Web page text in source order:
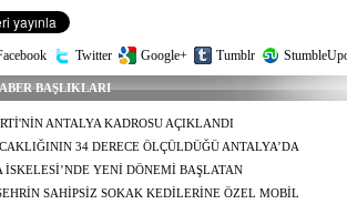
Twitter Google+ Tumblr
BAŞLIKLARI
ANTALYA KADROSU AÇIKLANDI
34 DERECE ÖLÇÜLDÜĞÜ ANTALYA’DA
SICAKLIĞI 30 DERECEYİ GÖRDÜ
İSKELESİ’NDE YENİ DÖNEMİ BAŞLATAN
İMZALANDISAHİPSİZ SOKAK KEDİLERİNE ÖZEL MOBİL